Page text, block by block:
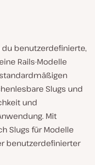
benutzerdefinierte,
Rails-Modelle
Slugs und
und
Mit
Slugs für Modelle
benutzerdefinierter